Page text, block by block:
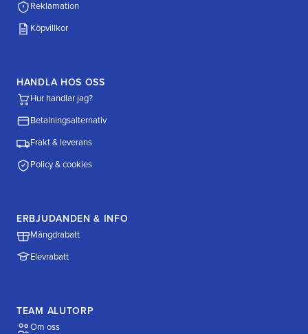
Reklamation
Köpvillkor
HANDLA HOS OSS
Hur handlar jag?
Betalningsalternativ
Frakt & leverans
Policy & cookies
ERBJUDANDEN & INFO
Mängdrabatt
Elevrabatt
TEAM ALUTORP
Om oss